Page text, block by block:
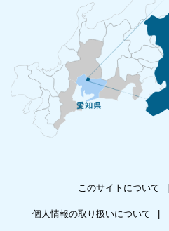
このサイトについて
個人情報の取り扱いについて